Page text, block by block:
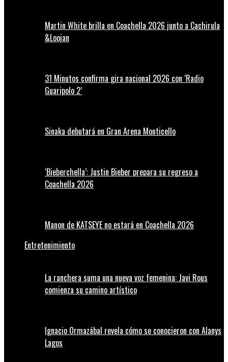
Martin White brilla en Coachella 2026 junto a Cachirula
&Loojan
31 Minutos confirma gira nacional 2026 con ‘Radio
Guaripolo 2’
Sinaka debutará en Gran Arena Monticello
‘Bieberchella’: Justin Bieber prepara su regreso a
Coachella 2026
Manon de KATSEYE no estará en Coachella 2026
Entretenimiento
La ranchera suma una nueva voz femenina: Javi Rous
comienza su camino artístico
Ignacio Ormazábal revela cómo se conocieron con Alanys
Lagos